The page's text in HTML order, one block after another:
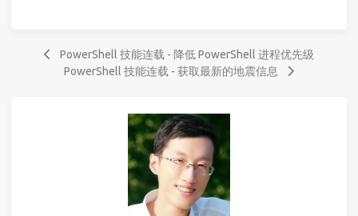
PowerShell 技能连载 - 降低 PowerShell 进程优先级
PowerShell 技能连载 - 获取最新的地震信息